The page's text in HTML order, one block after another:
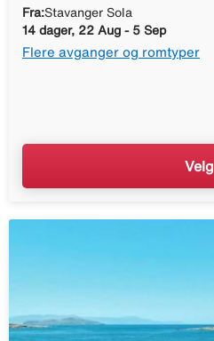
Fra:Stavanger Sola
14 dager, 22 Aug - 5 Sep
Flere avganger og romtyper
Velg